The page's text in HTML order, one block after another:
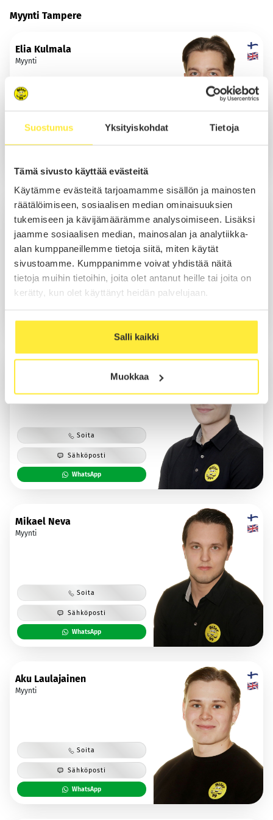
Suostumus Yksityiskohdat Tietoja
Tämä sivusto käyttää evästeitä
Käytämme evästeitä tarjoamamme sisällön ja mainosten
räätälöimiseen, sosiaalisen median ominaisuuksien
tukemiseen ja kävijämäärämme analysoimiseen. Lisäksi
jaamme sosiaalisen median, mainosalan ja analytiikka-
alan kumppaneillemme tietoja siitä, miten käytät
sivustoamme. Kumppanimme voivat yhdistää näitä
tietoja muihin tietoihin, joita olet antanut heille tai joita on
kerätty, kun olet käyttänyt heidän palvelujaan.
Salli kaikki
Muokkaa
Myynti Tampere
Elia Kulmala
Myynti
Iivari Pihlajaniemi
Myynti
Soita
Sähköposti
Waltteri Mäkelä
Soita
Sähköposti
WhatsApp
Mikael Neva
Myynti
Soita
Sähköposti
WhatsApp
Aku Laulajainen
Myynti
Soita
Sähköposti
WhatsApp